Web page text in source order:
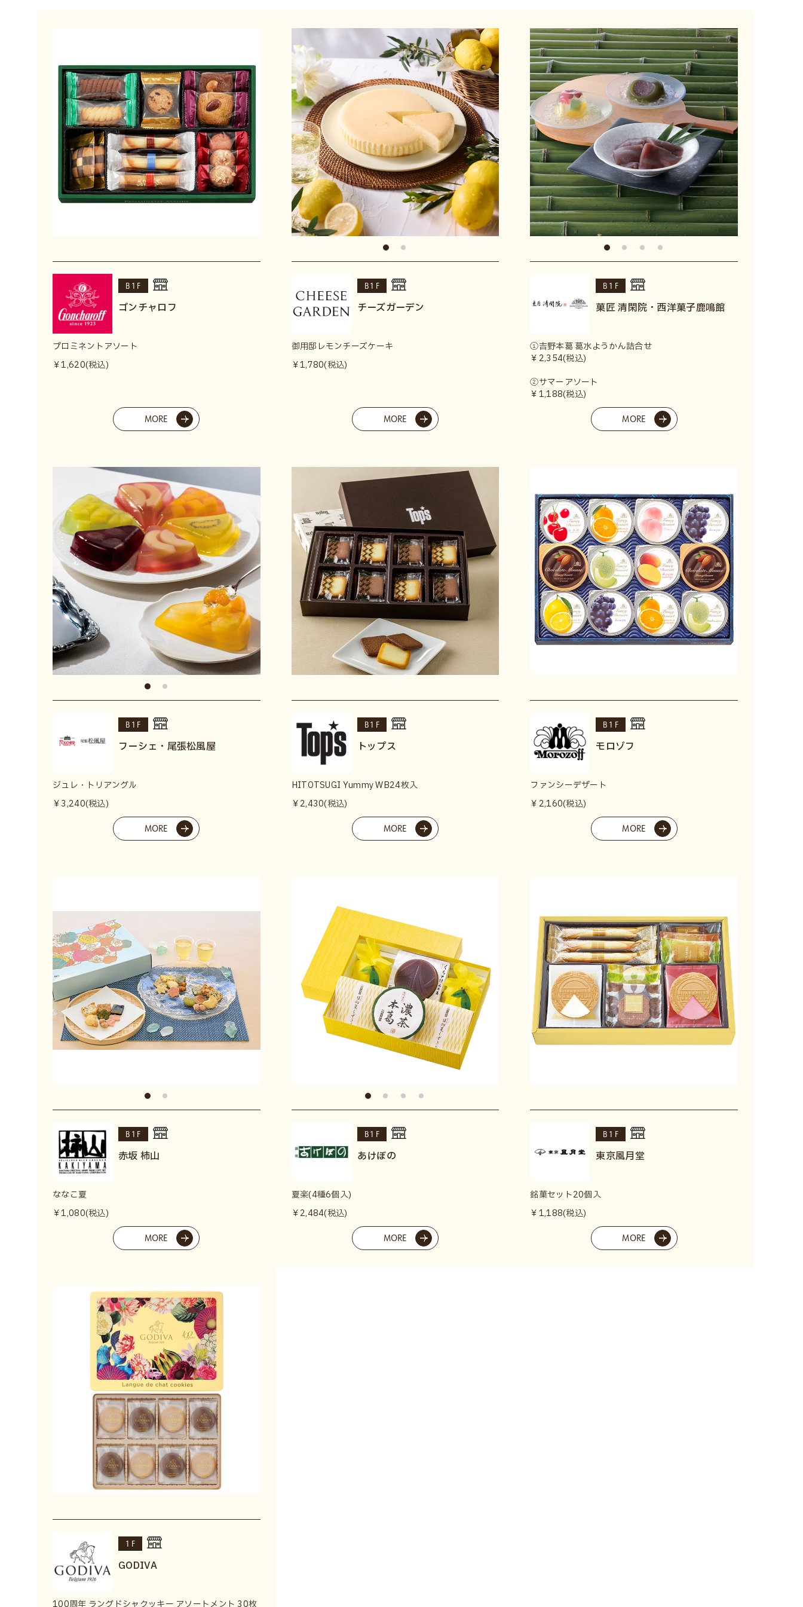
B1F
ゴンチャロフ
プロミネントアソート
￥1,620(税込)
MORE
B1F
チーズガーデン
御用邸レモンチーズケーキ
￥1,780(税込)
MORE
B1F
菓匠 清閑院・西洋菓子鹿鳴館
①吉野本葛 葛水ようかん詰合せ
￥2,354(税込)
②サマーアソート
￥1,188(税込)
MORE
B1F
フーシェ・尾張松風屋
ジュレ・トリアングル
￥3,240(税込)
MORE
B1F
トップス
HITOTSUGI Yummy WB24枚入
￥2,430(税込)
MORE
B1F
モロゾフ
ファンシーデザート
￥2,160(税込)
MORE
B1F
赤坂 柿山
ななこ夏
￥1,080(税込)
MORE
B1F
あけぼの
夏楽(4種6個入)
￥2,484(税込)
MORE
B1F
東京風月堂
銘菓セット20個入
￥1,188(税込)
MORE
1F
GODIVA
100周年 ラングドシャクッキー アソートメント 30枚